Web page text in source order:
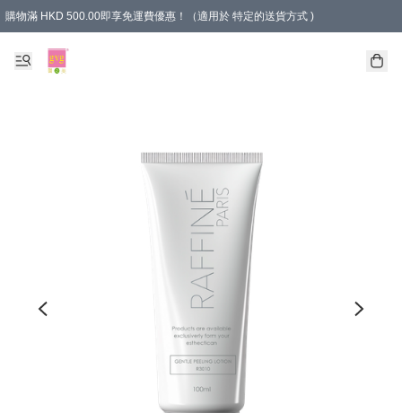
購物滿 HKD 500.00即享免運費優惠！（適用於 特定的送貨方式 )